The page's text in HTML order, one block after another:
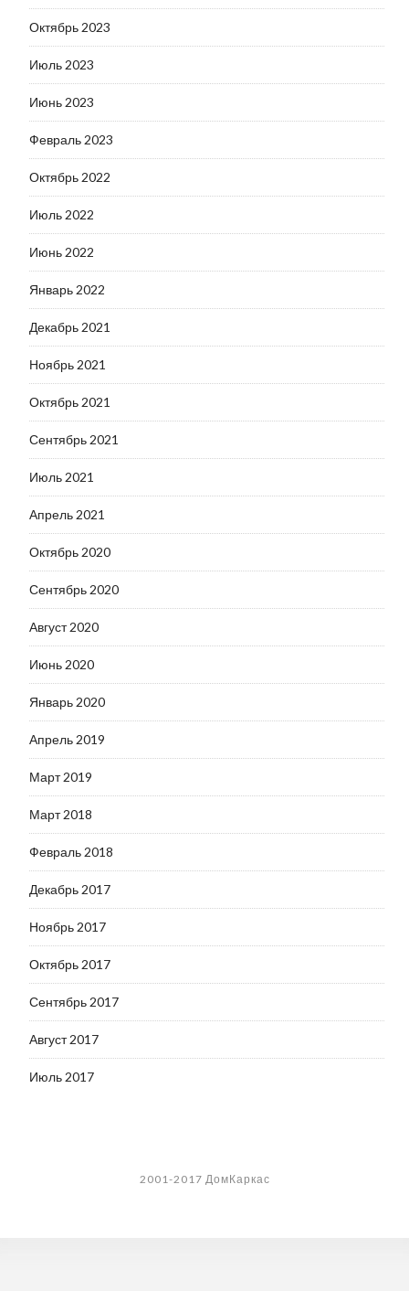
Октябрь 2023
Июль 2023
Июнь 2023
Февраль 2023
Октябрь 2022
Июль 2022
Июнь 2022
Январь 2022
Декабрь 2021
Ноябрь 2021
Октябрь 2021
Сентябрь 2021
Июль 2021
Апрель 2021
Октябрь 2020
Сентябрь 2020
Август 2020
Июнь 2020
Январь 2020
Апрель 2019
Март 2019
Март 2018
Февраль 2018
Декабрь 2017
Ноябрь 2017
Октябрь 2017
Сентябрь 2017
Август 2017
Июль 2017
2001-2017 ДомКаркас